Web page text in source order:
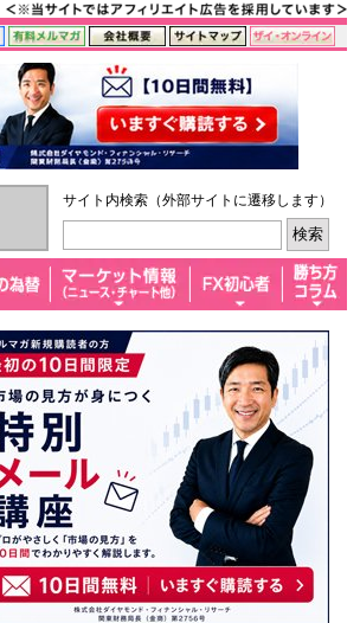
サイト内検索（外部サイトに遷移します）